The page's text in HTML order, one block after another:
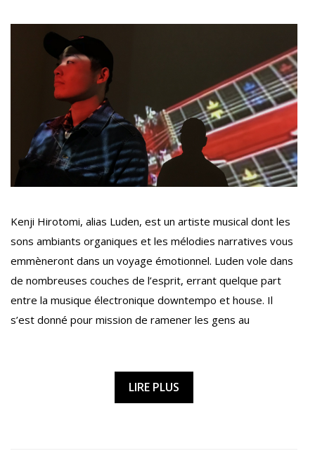
Kenji Hirotomi, alias Luden, est un artiste musical dont les
sons ambiants organiques et les mélodies narratives vous
emmèneront dans un voyage émotionnel. Luden vole dans
de nombreuses couches de l’esprit, errant quelque part
entre la musique électronique downtempo et house. Il
s’est donné pour mission de ramener les gens au
LIRE PLUS